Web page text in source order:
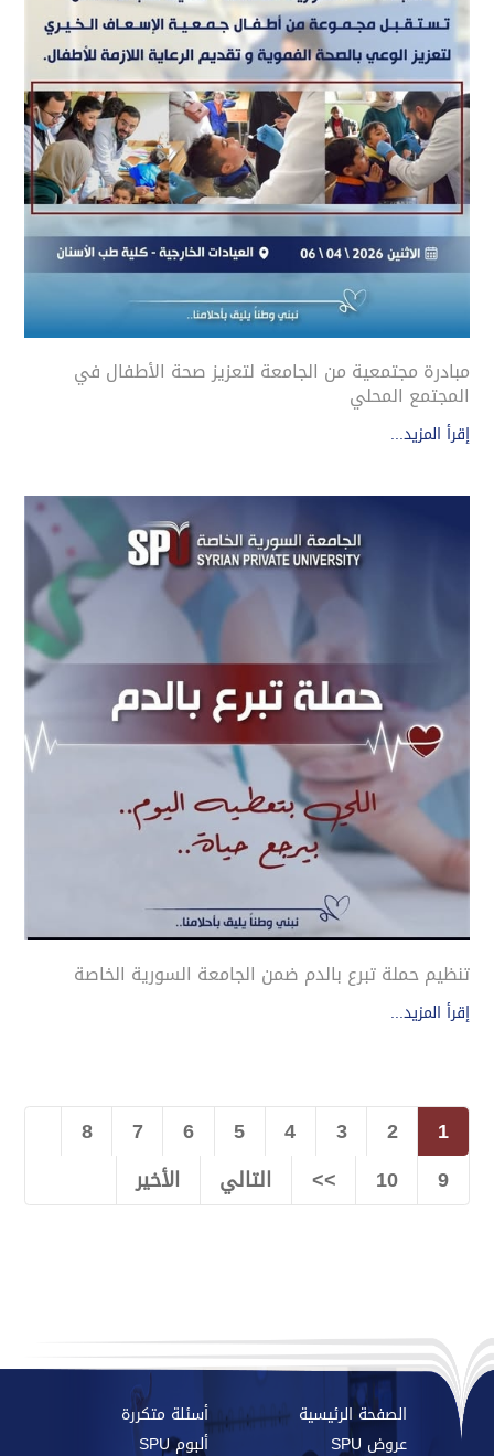
مبادرة مجتمعية من الجامعة لتعزيز صحة الأطفال في
المجتمع المحلي
إقرأ المزيد...
تنظيم حملة تبرع بالدم ضمن الجامعة السورية الخاصة
إقرأ المزيد...
1
2
3
4
5
6
7
8
9
10
>> التالي الأخير
الصفحة الرئيسية
أسئلة متكررة
عروض SPU
ألبوم SPU